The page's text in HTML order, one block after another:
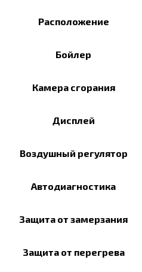
Расположение
Бойлер
Камера сгорания
Дисплей
Воздушный регулятор
Автодиагностика
Защита от замерзания
Защита от перегрева